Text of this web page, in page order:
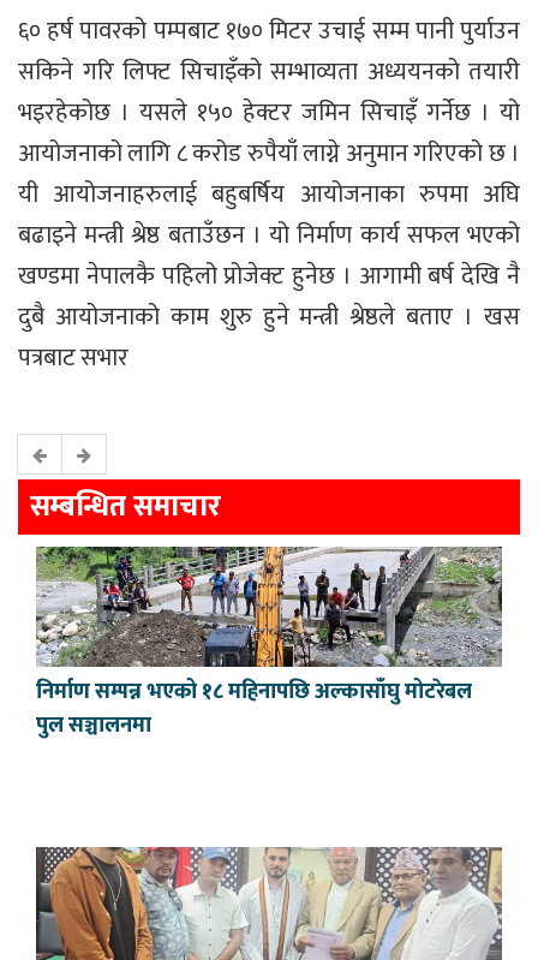
६० हर्ष पावरको पम्पबाट १७० मिटर उचाई सम्म पानी पुर्याउन
सकिने गरि लिफ्ट सिचाइँको सम्भाव्यता अध्ययनको तयारी
भइरहेकोछ । यसले १५० हेक्टर जमिन सिचाइँ गर्नेछ । यो
आयोजनाको लागि ८ करोड रुपैयाँ लाग्ने अनुमान गरिएको छ ।
यी आयोजनाहरुलाई बहुबर्षिय आयोजनाका रुपमा अघि
बढाइने मन्त्री श्रेष्ठ बताउँछन । यो निर्माण कार्य सफल भएको
खण्डमा नेपालकै पहिलो प्रोजेक्ट हुनेछ । आगामी बर्ष देखि नै
दुबै आयोजनाको काम शुरु हुने मन्त्री श्रेष्ठले बताए । खस
पत्रबाट सभार
सम्बन्धित समाचार
निर्माण सम्पन्न भएको १८ महिनापछि अल्कासाँघु मोटरेबल
पुल सञ्चालनमा